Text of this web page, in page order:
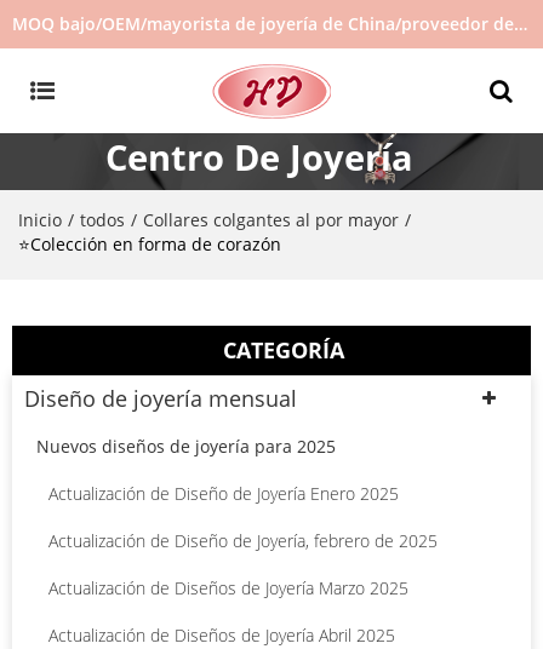
MOQ bajo/OEM/mayorista de joyería de China/proveedor de joyas/joyería de gran venta en stock/no hay joyas de segunda mano
Centro De Joyería
Inicio / todos / Collares colgantes al por mayor /
⭐Colección en forma de corazón
CATEGORÍA
Diseño de joyería mensual
Nuevos diseños de joyería para 2025
Actualización de Diseño de Joyería Enero 2025
Actualización de Diseño de Joyería, febrero de 2025
Actualización de Diseños de Joyería Marzo 2025
Actualización de Diseños de Joyería Abril 2025